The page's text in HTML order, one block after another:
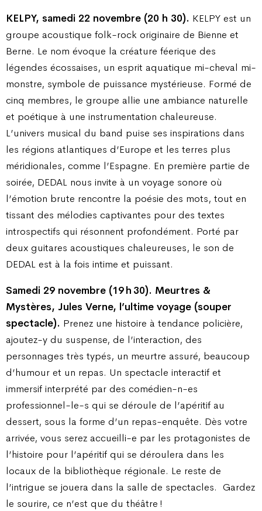
KELPY, samedi 22 novembre (20 h 30). KELPY est un
groupe acoustique folk-rock originaire de Bienne et
Berne. Le nom évoque la créature féerique des
légendes écossaises, un esprit aquatique mi-cheval mi-
monstre, symbole de puissance mystérieuse. Formé de
cinq membres, le groupe allie une ambiance naturelle
et poétique à une instrumentation chaleureuse.
L’univers musical du band puise ses inspirations dans
les régions atlantiques d’Europe et les terres plus
méridionales, comme l’Espagne. En première partie de
soirée, DEDAL nous invite à un voyage sonore où
l’émotion brute rencontre la poésie des mots, tout en
tissant des mélodies captivantes pour des textes
introspectifs qui résonnent profondément. Porté par
deux guitares acoustiques chaleureuses, le son de
DEDAL est à la fois intime et puissant.
Samedi 29 novembre (19 h 30). Meurtres &
Mystères, Jules Verne, l’ultime voyage (souper
spectacle). Prenez une histoire à tendance policière,
ajoutez-y du suspense, de l’interaction, des
personnages très typés, un meurtre assuré, beaucoup
d’humour et un repas. Un spectacle interactif et
immersif interprété par des comédien-n-es
professionnel-le-s qui se déroule de l’apéritif au
dessert, sous la forme d’un repas-enquête. Dès votre
arrivée, vous serez accueilli-e par les protagonistes de
l’histoire pour l’apéritif qui se déroulera dans les
locaux de la bibliothèque régionale. Le reste de
l’intrigue se jouera dans la salle de spectacles. Gardez
le sourire, ce n’est que du théâtre !